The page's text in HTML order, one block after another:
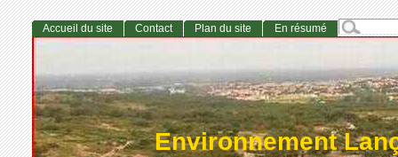
Environnement
Accueil du site Contact Plan du site En résumé